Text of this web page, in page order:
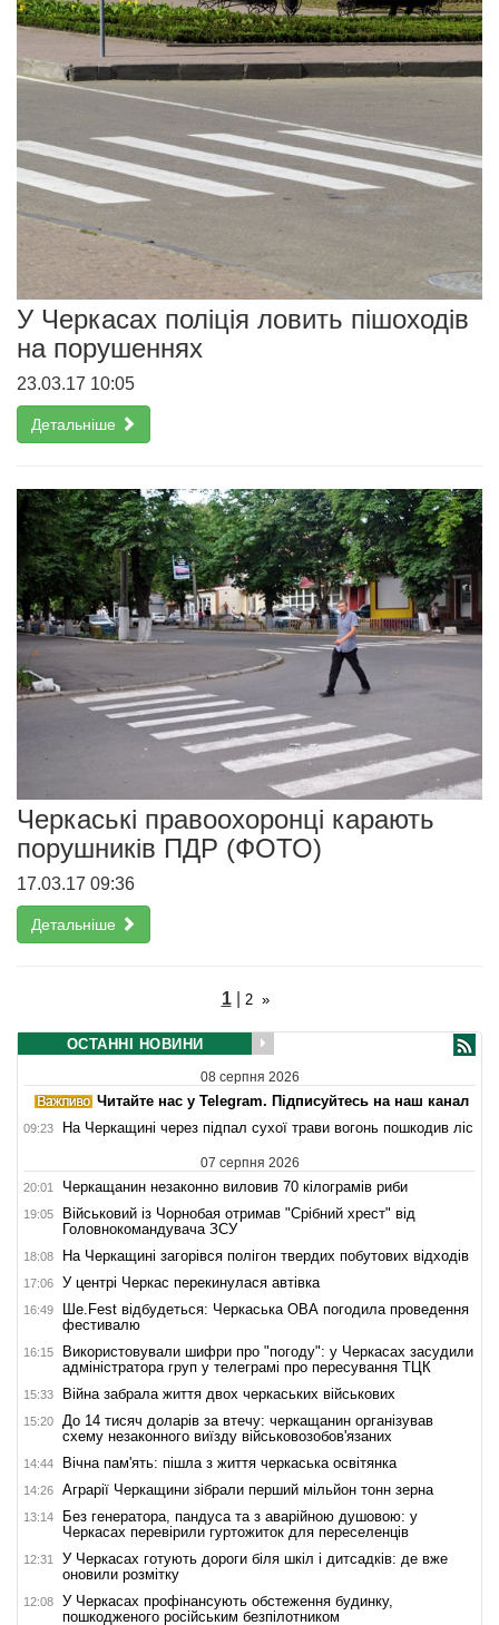
У Черкасах поліція ловить пішоходів
на порушеннях
23.03.17 10:05
Детальніше
Черкаські правоохоронці карають
порушників ПДР (ФОТО)
17.03.17 09:36
Детальніше
1| 2 »
ОСТАННІ НОВИНИ
08 серпня 2026
Читайте нас у Telegram. Підписуйтесь на наш канал
09:23 На Черкащині через підпал сухої трави вогонь пошкодив ліс
07 серпня 2026
20:01 Черкащанин незаконно виловив 70 кілограмів риби
19:05
Військовий із Чорнобая отримав "Срібний хрест" від
Головнокомандувача ЗСУ
18:08 На Черкащині загорівся полігон твердих побутових відходів
17:06 У центрі Черкас перекинулася автівка
16:49
Ше.Fest відбудеться: Черкаська ОВА погодила проведення
фестивалю
16:15
Використовували шифри про "погоду": у Черкасах засудили
адміністратора груп у телеграмі про пересування ТЦК
15:33 Війна забрала життя двох черкаських військових
15:20
До 14 тисяч доларів за втечу: черкащанин організував
схему незаконного виїзду військовозобов'язаних
14:44 Вічна пам'ять: пішла з життя черкаська освітянка
14:26 Аграрії Черкащини зібрали перший мільйон тонн зерна
13:14
Без генератора, пандуса та з аварійною душовою: у
Черкасах перевірили гуртожиток для переселенців
12:31
У Черкасах готують дороги біля шкіл і дитсадків: де вже
оновили розмітку
12:08
У Черкасах профінансують обстеження будинку,
пошкодженого російським безпілотником